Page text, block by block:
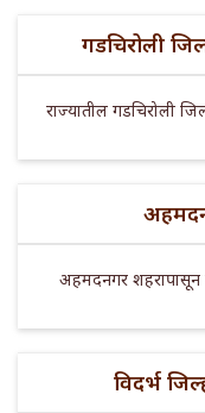
गडचिरोली
राज्यातील गडचिरोली
अहमदनगर
विदर्भ